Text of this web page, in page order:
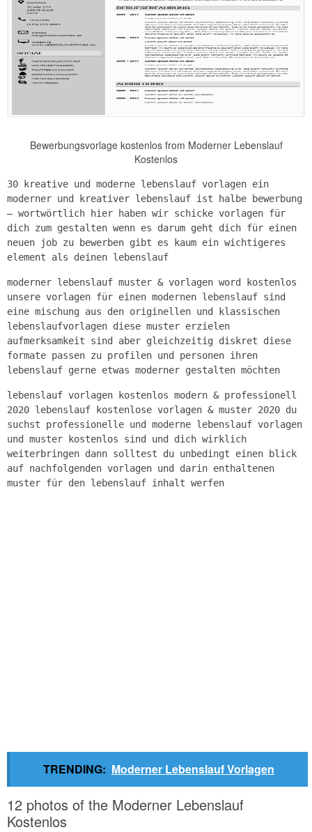
Bewerbungsvorlage kostenlos from Moderner Lebenslauf
Kostenlos
30 kreative und moderne lebenslauf vorlagen ein
moderner und kreativer lebenslauf ist halbe bewerbung
– wortwörtlich hier haben wir schicke vorlagen für
dich zum gestalten wenn es darum geht dich für einen
neuen job zu bewerben gibt es kaum ein wichtigeres
element als deinen lebenslauf
moderner lebenslauf muster & vorlagen word kostenlos
unsere vorlagen für einen modernen lebenslauf sind
eine mischung aus den originellen und klassischen
lebenslaufvorlagen diese muster erzielen
aufmerksamkeit sind aber gleichzeitig diskret diese
formate passen zu profilen und personen ihren
lebenslauf gerne etwas moderner gestalten möchten
lebenslauf vorlagen kostenlos modern & professionell
2020 lebenslauf kostenlose vorlagen & muster 2020 du
suchst professionelle und moderne lebenslauf vorlagen
und muster kostenlos sind und dich wirklich
weiterbringen dann solltest du unbedingt einen blick
auf nachfolgenden vorlagen und darin enthaltenen
muster für den lebenslauf inhalt werfen
TRENDING: Moderner Lebenslauf Vorlagen
12 photos of the Moderner Lebenslauf
Kostenlos